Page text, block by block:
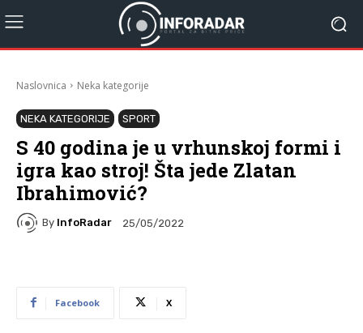
Naslovnica Neka kategorije
NEKA KATEGORIJE SPORT
S 40 godina je u vrhunskoj formi i
igra kao stroj! Šta jede Zlatan
Ibrahimović?
By InfoRadar 25/05/2022
Facebook X